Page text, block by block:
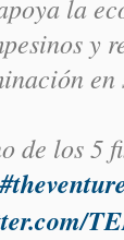
la
y
en
de los 5